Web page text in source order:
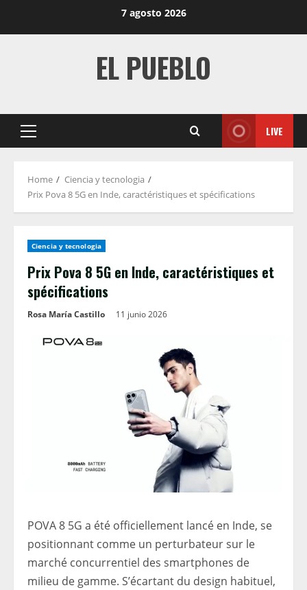
7 agosto 2026
EL PUEBLO
Primary
LIVE
Home
Ciencia y tecnologia
Prix ​​Pova 8 5G en Inde, caractéristiques et spécifications
Ciencia y tecnologia
Prix ​​Pova 8 5G en Inde, caractéristiques et
spécifications
Rosa María Castillo 11 junio 2026
POVA 8 5G a été officiellement lancé en Inde, se
positionnant comme un perturbateur sur le
marché concurrentiel des smartphones de
milieu de gamme. S’écartant du design habituel,